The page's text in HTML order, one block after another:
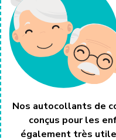
Nos autocollants de
conçus pour les
également très